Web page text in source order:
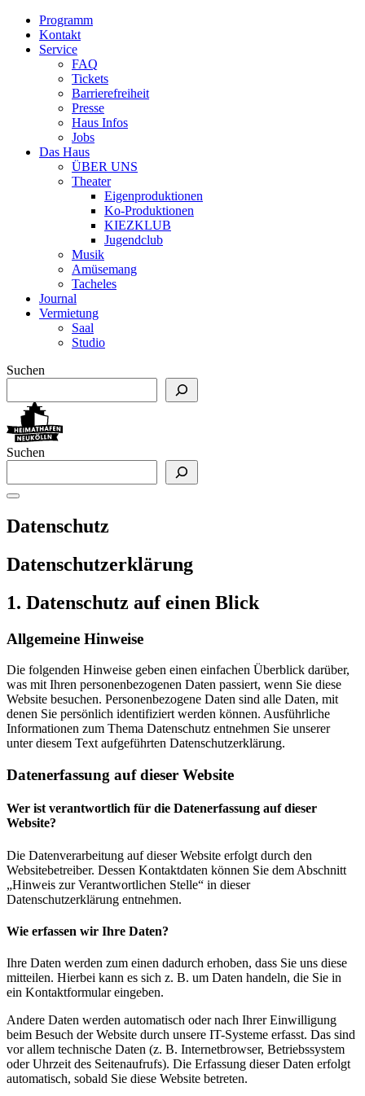
Programm
Kontakt
Service
FAQ
Tickets
Barrierefreiheit
Presse
Haus Infos
Jobs
Das Haus
ÜBER UNS
Theater
Eigenproduktionen
Ko-Produktionen
KIEZKLUB
Jugendclub
Musik
Amüsemang
Tacheles
Journal
Vermietung
Saal
Studio
Suchen
Suchen
Datenschutz
Datenschutz­erklärung
1. Datenschutz auf einen Blick
Allgemeine Hinweise
Die folgenden Hinweise geben einen einfachen Überblick darüber,
was mit Ihren personenbezogenen Daten passiert, wenn Sie diese
Website besuchen. Personenbezogene Daten sind alle Daten, mit
denen Sie persönlich identifiziert werden können. Ausführliche
Informationen zum Thema Datenschutz entnehmen Sie unserer
unter diesem Text aufgeführten Datenschutzerklärung.
Datenerfassung auf dieser Website
Wer ist verantwortlich für die Datenerfassung auf dieser
Website?
Die Datenverarbeitung auf dieser Website erfolgt durch den
Websitebetreiber. Dessen Kontaktdaten können Sie dem Abschnitt
„Hinweis zur Verantwortlichen Stelle“ in dieser
Datenschutzerklärung entnehmen.
Wie erfassen wir Ihre Daten?
Ihre Daten werden zum einen dadurch erhoben, dass Sie uns diese
mitteilen. Hierbei kann es sich z. B. um Daten handeln, die Sie in
ein Kontaktformular eingeben.
Andere Daten werden automatisch oder nach Ihrer Einwilligung
beim Besuch der Website durch unsere IT-Systeme erfasst. Das sind
vor allem technische Daten (z. B. Internetbrowser, Betriebssystem
oder Uhrzeit des Seitenaufrufs). Die Erfassung dieser Daten erfolgt
automatisch, sobald Sie diese Website betreten.